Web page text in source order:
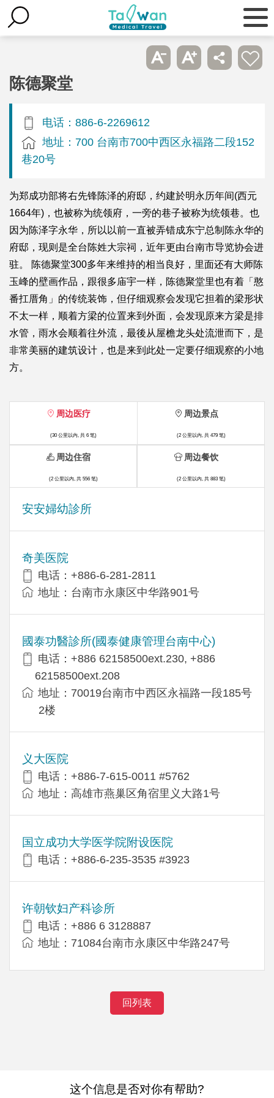
陈德聚堂
电话：886-6-2269612
地址：700 台南市700中西区永福路二段152
巷20号
为郑成功部将右先锋陈泽的府邸，约建於明永历年间(西元
1664年)，也被称为统领府，一旁的巷子被称为统领巷。也
因为陈泽字永华，所以以前一直被弄错成东宁总制陈永华的
府邸，现则是全台陈姓大宗祠，近年更由台南市导览协会进
驻。 陈德聚堂300多年来维持的相当良好，里面还有大师陈
玉峰的壁画作品，跟很多庙宇一样，陈德聚堂里也有着「憨
番扛厝角」的传统装饰，但仔细观察会发现它担着的梁形状
不太一样，顺着方梁的位置来到外面，会发现原来方梁是排
水管，雨水会顺着往外流，最後从屋檐龙头处流泄而下，是
非常美丽的建筑设计，也是来到此处一定要仔细观察的小地
方。
周边医疗
(30 公里以内, 共 6 笔)
安安婦幼診所
奇美医院
电话：+886-6-281-2811
地址：台南市永康区中华路901号
國泰功醫診所(國泰健康管理台南中心)
电话：+886 62158500ext.230, +886
62158500ext.208
地址：70019台南市中西区永福路一段185号
2楼
义大医院
电话：+886-7-615-0011 #5762
地址：高雄市燕巢区角宿里义大路1号
国立成功大学医学院附设医院
电话：+886-6-235-3535 #3923
许朝钦妇产科诊所
电话：+886 6 3128887
地址：71084台南市永康区中华路247号
周边景点
(2 公里以内, 共 479 笔)
周边住宿
(2 公里以内, 共 556 笔)
周边餐饮
(2 公里以内, 共 883 笔)
回列表
这个信息是否对你有帮助?